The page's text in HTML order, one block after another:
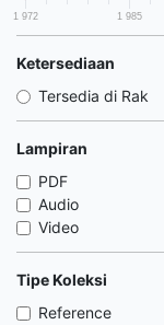
1 972 1 985
Ketersediaan
Tersedia di Rak
Lampiran
PDF
Audio
Video
Tipe Koleksi
Reference